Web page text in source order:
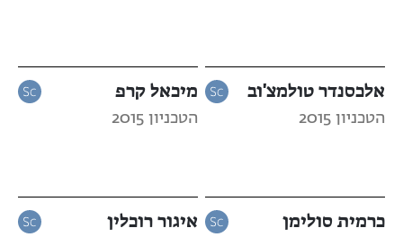
אלכסנדר טולמצ'וב
הטכניון 2015
מיכאל קרפ
הטכניון 2015
כרמית סולימן איגור רוכלין